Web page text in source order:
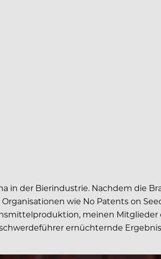
in der Bierindustrie. Nachdem die
wie No Patents on
meinen Mitglieder
ernüchternde